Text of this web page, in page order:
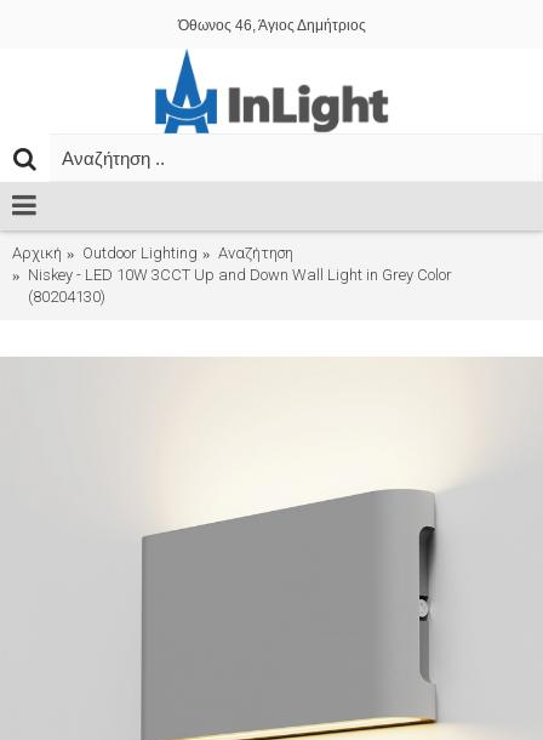
Όθωνος 46, Άγιος Δημήτριος
Αρχική Outdoor Lighting
Αναζήτηση
Niskey - LED 10W 3CCT Up and Down Wall Light in Grey Color
(80204130)